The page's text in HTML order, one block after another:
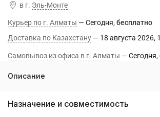
в г. Эль-Монте
Курьер по г. Алматы Сегодня
Бесплатно
Доставка по Казахстану
18 августа 2026
Самовывоз из офиса в г. Алматы Сегодня
Описание
Назначение и совместимость